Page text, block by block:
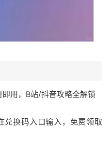
用，B站/抖音攻略全解锁
换码入口输入，免费领取